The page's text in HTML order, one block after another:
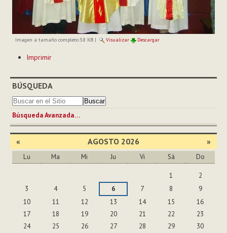
Imagen a tamaño completo:38 KB| Visualizar Descargar
de
Imprimir
BÚSQUEDA
Búsqueda Avanzada…
« AGOSTO 2026 »
Lu Ma Mi Ju Vi Sá Do
1
2
3
4 5 6 7 8
9
10
11 12 13 14 15
16
17
18 19 20 21 22
23
24
25 26 27 28 29
30